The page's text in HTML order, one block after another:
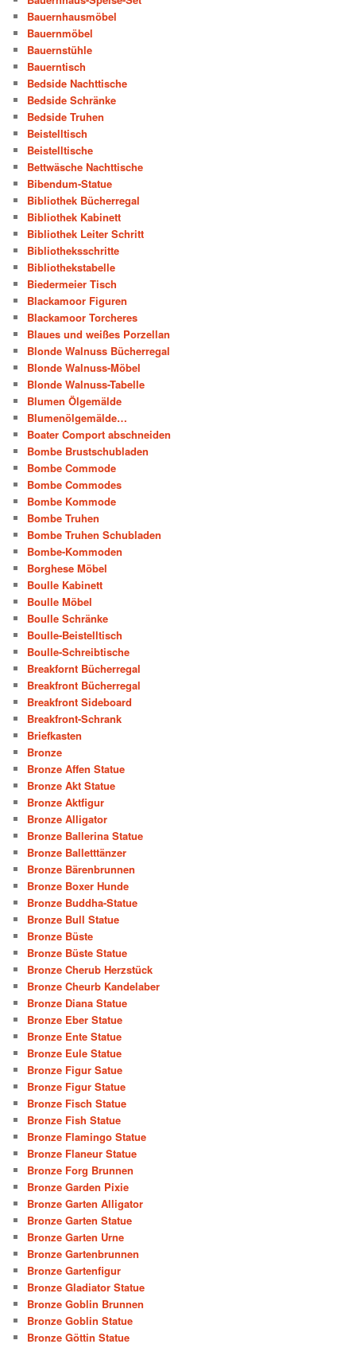
Bauernhausmöbel
Bauernmöbel
Bauernstühle
Bauerntisch
Bedside Nachttische
Bedside Schränke
Bedside Truhen
Beistelltisch
Beistelltische
Bettwäsche Nachttische
Bibendum-Statue
Bibliothek Bücherregal
Bibliothek Kabinett
Bibliothek Leiter Schritt
Bibliotheksschritte
Bibliothekstabelle
Biedermeier Tisch
Blackamoor Figuren
Blackamoor Torcheres
Blaues und weißes Porzellan
Blonde Walnuss Bücherregal
Blonde Walnuss-Möbel
Blonde Walnuss-Tabelle
Blumen Ölgemälde
Blumenölgemälde…
Boater Comport abschneiden
Bombe Brustschubladen
Bombe Commode
Bombe Commodes
Bombe Kommode
Bombe Truhen
Bombe Truhen Schubladen
Bombe-Kommoden
Borghese Möbel
Boulle Kabinett
Boulle Möbel
Boulle Schränke
Boulle-Beistelltisch
Boulle-Schreibtische
Breakfornt Bücherregal
Breakfront Bücherregal
Breakfront Sideboard
Breakfront-Schrank
Briefkasten
Bronze
Bronze Affen Statue
Bronze Akt Statue
Bronze Aktfigur
Bronze Alligator
Bronze Ballerina Statue
Bronze Balletttänzer
Bronze Bärenbrunnen
Bronze Boxer Hunde
Bronze Buddha-Statue
Bronze Bull Statue
Bronze Büste
Bronze Büste Statue
Bronze Cherub Herzstück
Bronze Cheurb Kandelaber
Bronze Diana Statue
Bronze Eber Statue
Bronze Ente Statue
Bronze Eule Statue
Bronze Figur Satue
Bronze Figur Statue
Bronze Fisch Statue
Bronze Fish Statue
Bronze Flamingo Statue
Bronze Flaneur Statue
Bronze Forg Brunnen
Bronze Garden Pixie
Bronze Garten Alligator
Bronze Garten Statue
Bronze Garten Urne
Bronze Gartenbrunnen
Bronze Gartenfigur
Bronze Gladiator Statue
Bronze Goblin Brunnen
Bronze Goblin Statue
Bronze Göttin Statue